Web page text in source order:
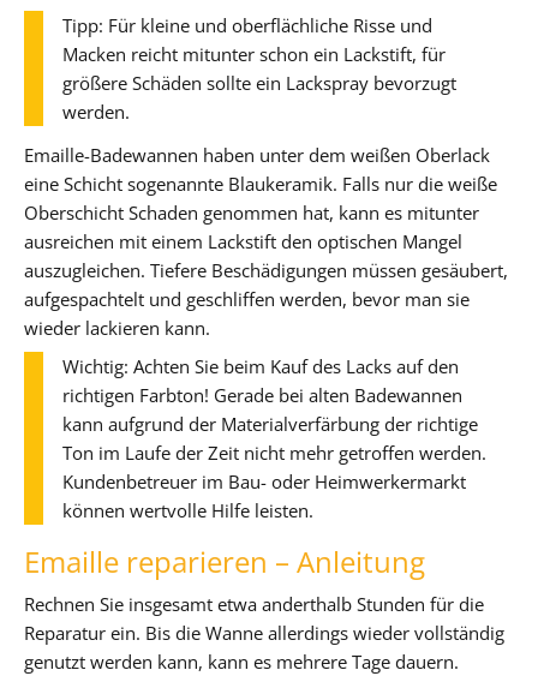
Tipp: Für kleine und oberflächliche Risse und
Macken reicht mitunter schon ein Lackstift, für
größere Schäden sollte ein Lackspray bevorzugt
werden.
Emaille-Badewannen haben unter dem weißen Oberlack
eine Schicht sogenannte Blaukeramik. Falls nur die weiße
Oberschicht Schaden genommen hat, kann es mitunter
ausreichen mit einem Lackstift den optischen Mangel
auszugleichen. Tiefere Beschädigungen müssen gesäubert,
aufgespachtelt und geschliffen werden, bevor man sie
wieder lackieren kann.
Wichtig: Achten Sie beim Kauf des Lacks auf den
richtigen Farbton! Gerade bei alten Badewannen
kann aufgrund der Materialverfärbung der richtige
Ton im Laufe der Zeit nicht mehr getroffen werden.
Kundenbetreuer im Bau- oder Heimwerkermarkt
können wertvolle Hilfe leisten.
Emaille reparieren – Anleitung
Rechnen Sie insgesamt etwa anderthalb Stunden für die
Reparatur ein. Bis die Wanne allerdings wieder vollständig
genutzt werden kann, kann es mehrere Tage dauern.